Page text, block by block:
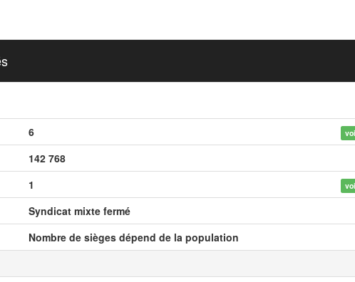
6
142 768
1
Syndicat mixte fermé
Nombre de sièges dépend de la population